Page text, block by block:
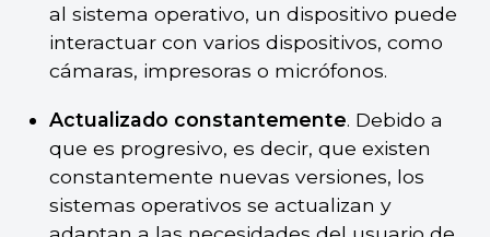
al sistema operativo, un dispositivo puede
interactuar con varios dispositivos, como
cámaras, impresoras o micrófonos.
Actualizado constantemente. Debido a
que es progresivo, es decir, que existen
constantemente nuevas versiones, los
sistemas operativos se actualizan y